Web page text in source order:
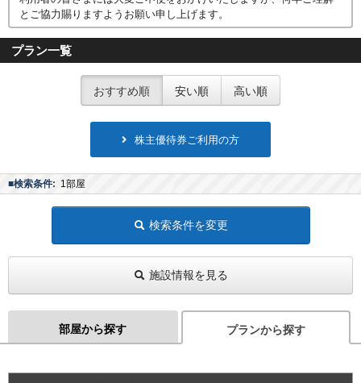
とご協力賜りますようお願い申し上げます。
プラン一覧
おすすめ順 安い順 高い順
株主優待券ご利用の方
■検索条件: 1部屋
検索条件を変更
施設情報を見る
部屋から探す プランから探す